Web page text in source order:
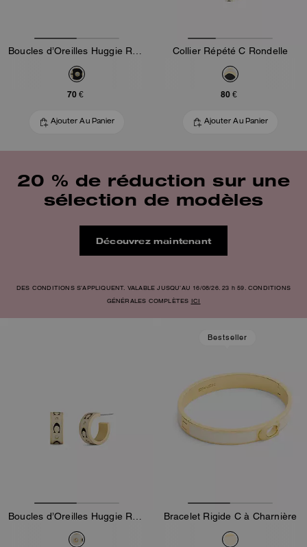
Boucles d’Oreilles Huggie Rehaussées
70 €
Ajouter Au Panier
Collier Répété C Rondelle
80 €
Ajouter Au Panier
20 % de réduction sur une
sélection de modèles
Découvrez maintenant
DES CONDITIONS S’APPLIQUENT. VALABLE JUSQU’AU 16/08/26. 23 h 59. CONDITIONS
GÉNÉRALES COMPLÈTES ICI
Bestseller
Bracelet Rigide C à Charnière